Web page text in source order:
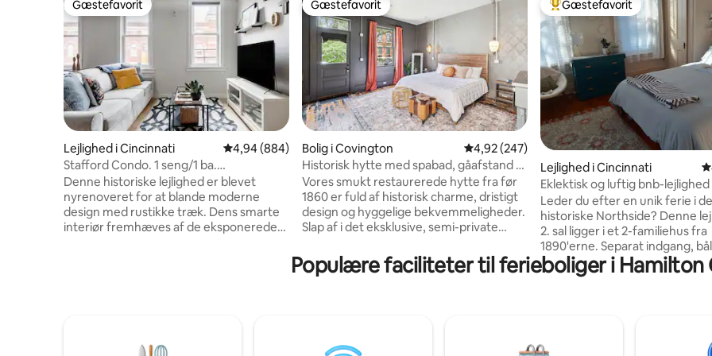
Gæstefavorit
Gæstefavorit
Lejlighed i Cincinnati 4,94 ud af 5 i gennemsnitlig bedømmelse, 884 omtaler
4,94 (884)
Stafford Condo. 1 seng/1 ba.
Uovertruffen beliggenhed
Denne historiske lejlighed er blevet
nyrenoveret for at blande moderne
design med rustikke træk. Dens smarte
interiør fremhæves af de eksponerede
komfortabel stol med udsigt over Vine
Gæstefavorit
Gæstefavorit
Bolig i Covington 4,92 ud af 5 i gennemsnitlig bedømmelse,
4,92 (247)
Historisk hytte med spabad, gåafstand til
MainStrasse
Vores smukt restaurerede hytte fra før
1860 er fuld af historisk charme, dristigt
design og hyggelige bekvemmeligheder.
Slap af i det eksklusive, semi-private
derefter ned i den luksuriøse kingsize-
seng. Gæsterne er vilde med det unikke
Cincinnati ligger kun få minutter væk i bil.
Bedste gæstefavorit
Gæstefavorit
Lejlighed i Cincinnati
Eklektisk og luftig bnb-lejlighed
Northside
Leder du efter en unik ferie i
historiske Northside? Denne
2. sal ligger i et 2-familiehus fra
1890'erne. Separat indgang,
baghaven. Gratis parkering på
10 min. gang til: *Northside
Preserve Trails
*Cykeludlejningsstation 5-15 min. kørsel
Populære faciliteter til ferieboliger i Hamilton